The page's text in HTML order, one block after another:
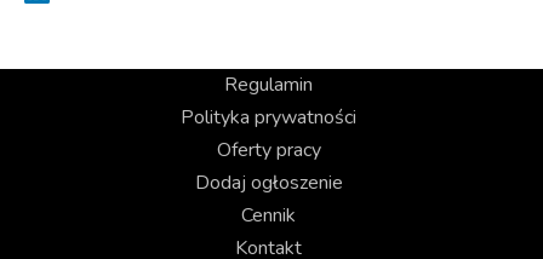
Regulamin
Polityka prywatności
Oferty pracy
Dodaj ogłoszenie
Cennik
Kontakt